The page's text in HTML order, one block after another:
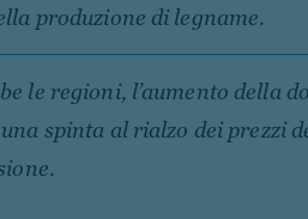
produzione di legname.
le regioni, l’aumento della
spinta al rialzo dei prezzi